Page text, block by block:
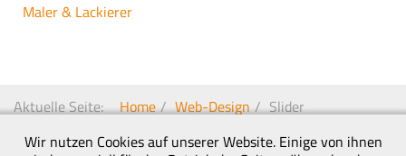
Maler & Lackierer
Aktuelle Seite: Home Web-Design
Slider
Wir nutzen Cookies auf unserer Website. Einige von ihnen